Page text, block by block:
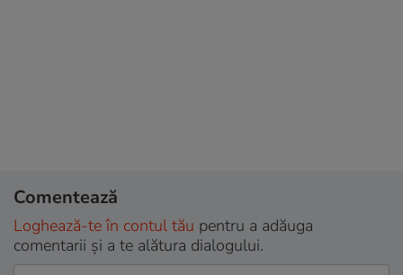
Comentează
Loghează-te în contul tău pentru a adăuga
comentarii și a te alătura dialogului.